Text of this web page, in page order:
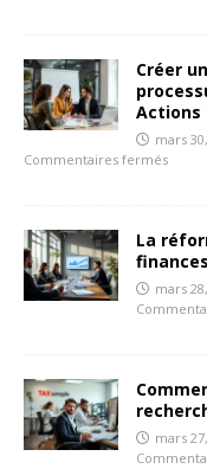
Créer
Actions
mars
Commentaires fermés
La
mars
mars